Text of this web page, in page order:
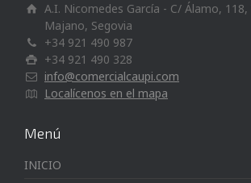
A.I. Nicomedes García - C/ Álamo, 118,
Majano, Segovia
+34 921 490 987
+34 921 490 328
info@comercialcaupi.com
Localícenos en el mapa
Menú
INICIO